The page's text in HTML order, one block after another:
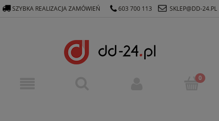
SZYBKA REALIZACJA ZAMÓWIEŃ 603 700 113 SKLEP@DD-24.PL